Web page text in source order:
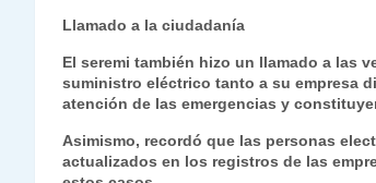
Llamado a la ciudadanía
El seremi también hizo un llamado a las
suministro eléctrico tanto a su empresa
atención de las emergencias y
Asimismo, recordó que las personas
actualizados en los registros de las